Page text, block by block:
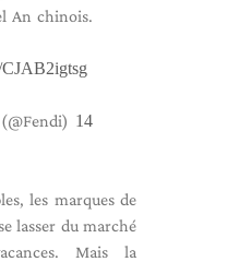
An chinois.
14
les marques de
lasser du marché
Mais la